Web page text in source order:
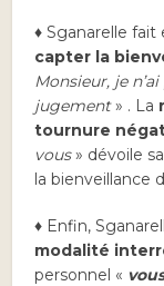
♦ Sganarelle
capter la
Monsieur, je
jugement» . La
tournure
vous» dévoile
la bienveillance
♦ Enfin,
modalité
personnel «